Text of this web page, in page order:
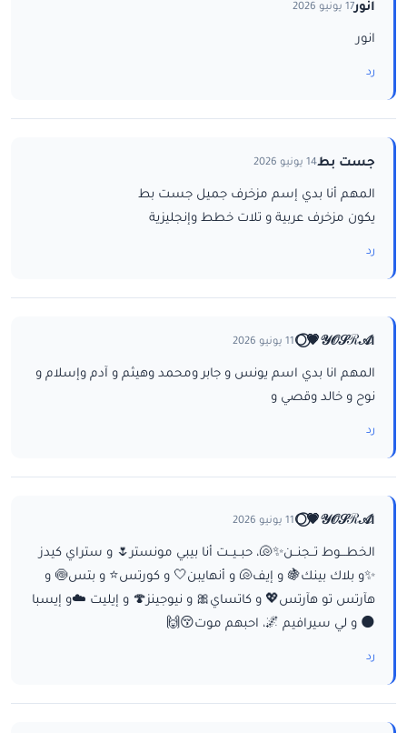
انور17 يونيو 2026
انور
رد
جست بط14 يونيو 2026
المهم أنا بدي إسم مزخرف جميل جست بط
يكون مزخرف عربية و تلات خطط وإنجليزية
رد
ا𝒴𝒪𝒮ℛ𝒜💗⃝🌕 11 يونيو 2026
المهم انا بدي اسم يونس و جابر ومحمد وهيثم و آدم وإسلام و
نوح و خالد وقصي و
رد
ا𝒴𝒪𝒮ℛ𝒜💗⃝🌕 11 يونيو 2026
الخطـــوط تــجنــن✨🐚، حبــيــت أنا بيبي مونستر🌷 و ستراي كيدز
✨و بلاك بينك🍇 و إيف🐚 و أنهايبن🤍 و كورتس⭐ و بتس🍥 و
هآرتس تو هآرتس💖 و كاتساي🎀 و نيوجينز🍄 و إيليت ☁️و إيسبا
🌑 و لي سيرافيم 🌌، احبهم موت😚🙌
رد